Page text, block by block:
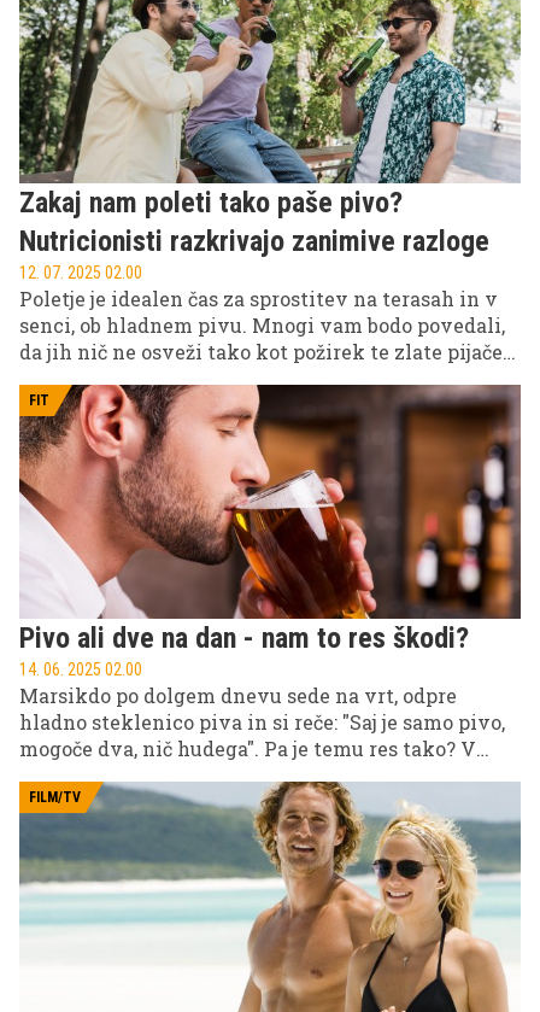
Zakaj nam poleti tako paše pivo?
Nutricionisti razkrivajo zanimive razloge
12. 07. 2025 02.00
Poletje je idealen čas za sprostitev na terasah in v
senci, ob hladnem pivu. Mnogi vam bodo povedali,
da jih nič ne osveži tako kot požirek te zlate pijače
FIT
Pivo ali dve na dan - nam to res škodi?
14. 06. 2025 02.00
Marsikdo po dolgem dnevu sede na vrt, odpre
hladno steklenico piva in si reče: "Saj je samo pivo,
mogoče dva, nič hudega". Pa je temu res tako? V
dan povedali zdravniki.
FILM/TV